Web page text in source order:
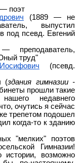
— поэт
(1889 — не
выпустил
под псевд. Евгений
преподаватель,
труд"
(псевд.
(здания гимназии -
прошли такие
недавнего
очутись я сейчас
трепетом подошел
когда-то к зданию
"мелких" поэтов
Гимназии!
истории, возможно